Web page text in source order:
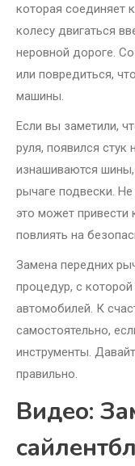
которая соединяет
колесу двигаться
неровной дороге.
или повредиться,
машины.
Если вы заметили,
руля, появился стук
изнашиваются
рычаге подвески.
это может
повлиять на
Замена передних
процедур, с
автомобилей. К
самостоятельно,
инструменты.
правильно.
Видео: